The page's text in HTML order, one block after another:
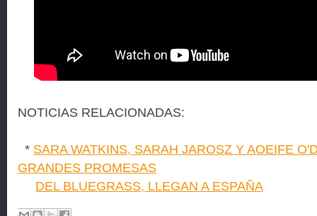
NOTICIAS RELACIONADAS:
* SARA WATKINS, SARAH JAROSZ Y AOEIFE
GRANDES PROMESAS
DEL BLUEGRASS, LLEGAN A ESPAÑA